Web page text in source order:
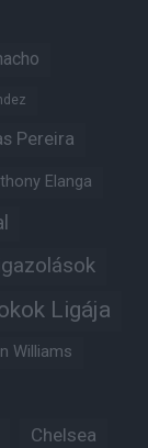
Pereira
Elanga
Ligája
Williams
Chelsea